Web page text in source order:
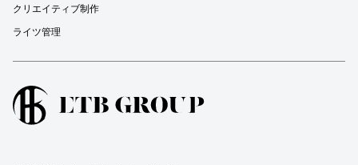
クリエイティブ制作
ライツ管理